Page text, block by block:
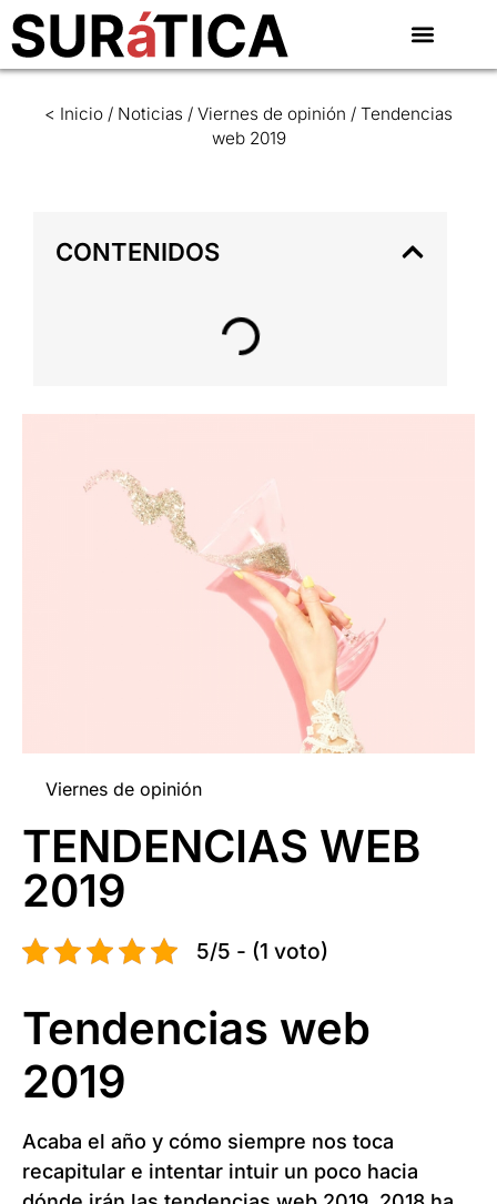
< Inicio / Noticias / Viernes de opinión / Tendencias
web 2019
CONTENIDOS
Viernes de opinión
TENDENCIAS WEB
2019
5/5 - (1 voto)
Tendencias web
2019
Acaba el año y cómo siempre nos toca
recapitular e intentar intuir un poco hacia